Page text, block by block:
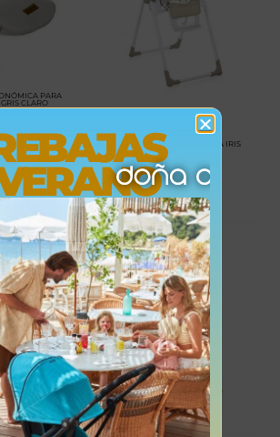
PARA
CLARO
JANÉ TRONA EVOLUTIVA MILA IRIS
MARCA: JANÉ
179,00€
AERO